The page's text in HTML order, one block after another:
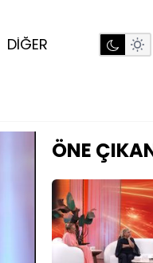
DİĞER
ÖNE